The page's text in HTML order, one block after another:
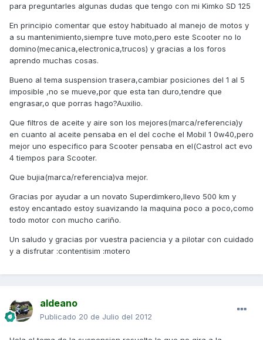
para preguntarles algunas dudas que tengo con mi Kimko SD 125
En principio comentar que estoy habituado al manejo de motos y
a su mantenimiento,siempre tuve moto,pero este Scooter no lo
domino(mecanica,electronica,trucos) y gracias a los foros
aprendo muchas cosas.
Bueno al tema suspension trasera,cambiar posiciones del 1 al 5
imposible ,no se mueve,por que esta tan duro,tendre que
engrasar,o que porras hago?Auxilio.
Que filtros de aceite y aire son los mejores(marca/referencia)y
en cuanto al aceite pensaba en el del coche el Mobil 1 0w40,pero
mejor uno especifico para Scooter pensaba en el(Castrol act evo
4 tiempos para Scooter.
Que bujia(marca/referencia)va mejor.
Gracias por ayudar a un novato Superdimkero,llevo 500 km y
estoy encantado estoy suavizando la maquina poco a poco,como
todo motor con mucho cariño.
Un saludo y gracias por vuestra paciencia y a pilotar con cuidado
y a disfrutar :contentisim :motero
aldeano
Publicado 20 de Julio del 2012